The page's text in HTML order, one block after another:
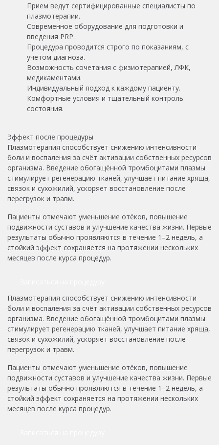
Прием ведут сертифицированные специалисты по
плазмотерапии.
Современное оборудование для подготовки и
введения PRP.
Процедура проводится строго по показаниям, с
учетом диагноза.
Возможность сочетания с физиотерапией, ЛФК,
медикаментами.
Индивидуальный подход к каждому пациенту.
Комфортные условия и тщательный контроль
состояния.
Эффект после процедуры
Плазмотерапия способствует снижению интенсивности
боли и воспаления за счёт активации собственных ресурсов
организма. Введение обогащённой тромбоцитами плазмы
стимулирует регенерацию тканей, улучшает питание хряща,
связок и сухожилий, ускоряет восстановление после
перегрузок и травм.
Пациенты отмечают уменьшение отёков, повышение
подвижности суставов и улучшение качества жизни. Первые
результаты обычно проявляются в течение 1–2 недель, а
стойкий эффект сохраняется на протяжении нескольких
месяцев после курса процедур.
Плазмотерапия способствует снижению интенсивности
боли и воспаления за счёт активации собственных ресурсов
организма. Введение обогащённой тромбоцитами плазмы
стимулирует регенерацию тканей, улучшает питание хряща,
связок и сухожилий, ускоряет восстановление после
перегрузок и травм.
Пациенты отмечают уменьшение отёков, повышение
подвижности суставов и улучшение качества жизни. Первые
результаты обычно проявляются в течение 1–2 недель, а
стойкий эффект сохраняется на протяжении нескольких
месяцев после курса процедур.